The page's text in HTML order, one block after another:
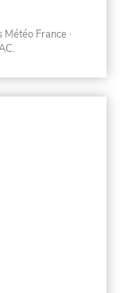
Météo France ·